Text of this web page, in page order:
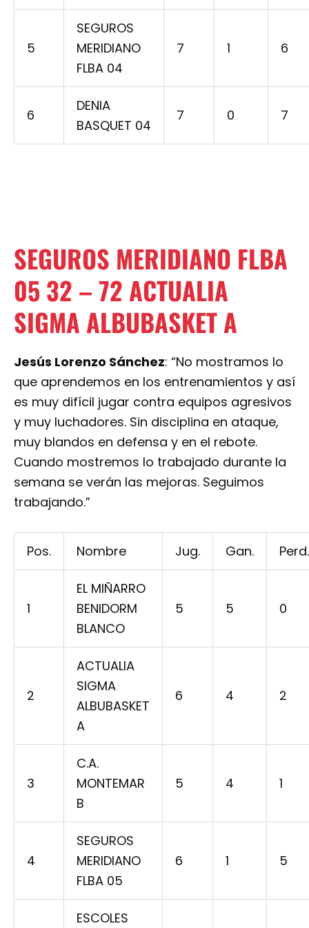
5
SEGUROS
MERIDIANO
FLBA 04
7 1 6
6
DENIA
BASQUET 04
7 0 7
SEGUROS MERIDIANO FLBA
0532 –72 ACTUALIA
SIGMA ALBUBASKET A
Jesús Lorenzo Sánchez: “No mostramos lo
que aprendemos en los entrenamientos y así
es muy difícil jugar contra equipos agresivos
y muy luchadores. Sin disciplina en ataque,
muy blandos en defensa y en el rebote.
Cuando mostremos lo trabajado durante la
semana se verán las mejoras. Seguimos
trabajando.”
Pos. Nombre Jug. Gan. Perd.
1
EL MIÑARRO
BENIDORM
BLANCO
5 5 0
2
ACTUALIA
SIGMA
ALBUBASKET
A
6 4 2
3
C.A.
MONTEMAR
B
5 4 1
4
SEGUROS
MERIDIANO
FLBA 05
6 1 5
ESCOLES